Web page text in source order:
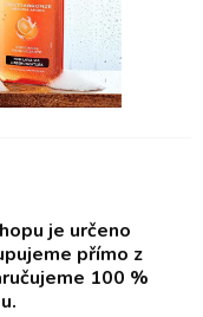
je určeno
přímo z
100 %